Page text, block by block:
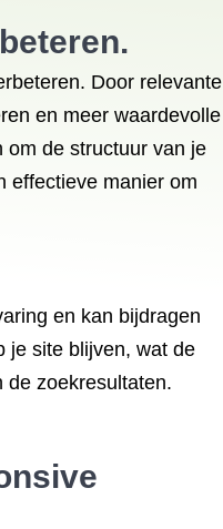
Door relevante
en meer waardevolle
om de structuur van je
effectieve manier om
en kan bijdragen
je site blijven, wat de
de zoekresultaten.